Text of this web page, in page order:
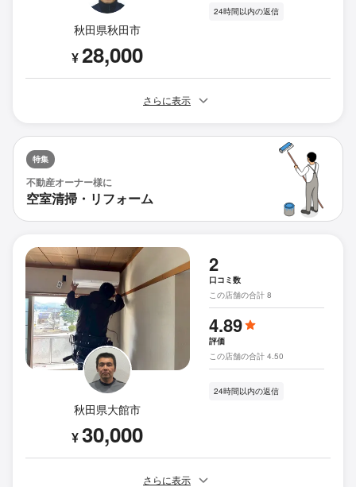
秋田県秋田市
¥28,000
24時間以内の返信
さらに表示
特集
不動産オーナー様に
空室清掃・リフォーム
秋田県大館市
¥30,000
2
口コミ数
この店舗の合計 8
4.89
評価
この店舗の合計 4.50
24時間以内の返信
さらに表示